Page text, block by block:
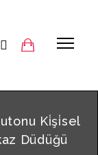
Ki̇şi̇sel
Düdüğü